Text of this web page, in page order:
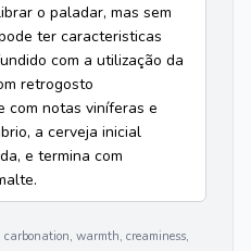
o paladar, mas sem
ter caracteristicas
com a utilização da
retrogosto
com notas viníferas e
a cerveja inicial
e termina com
carbonation, warmth, creaminess,